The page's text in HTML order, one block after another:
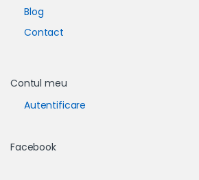
Blog
Contact
Contul meu
Autentificare
Facebook